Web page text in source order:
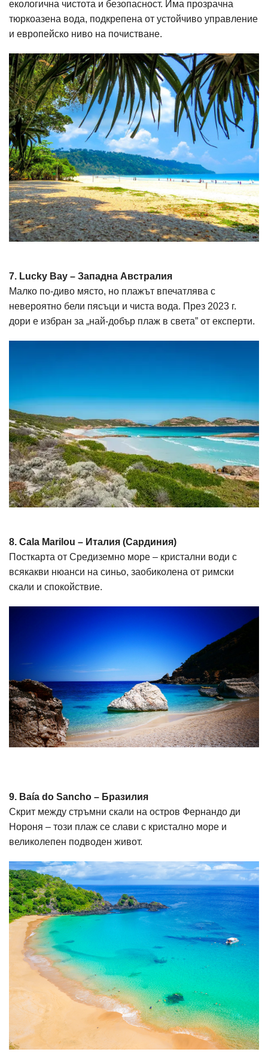
екологична чистота и безопасност. Има прозрачна
тюркоазена вода, подкрепена от устойчиво управление
и европейско ниво на почистване.
7. Lucky Bay – Западна Австралия
Малко по-диво място, но плажът впечатлява с
невероятно бели пясъци и чиста вода. През 2023 г.
дори е избран за „най-добър плаж в света” от експерти.
8. Cala Marilou – Италия (Сардиния)
Посткарта от Средиземно море – кристални води с
всякакви нюанси на синьо, заобиколена от римски
скали и спокойствие.
9. Baía do Sancho – Бразилия
Скрит между стръмни скали на остров Фернандо ди
Нороня – този плаж се слави с кристално море и
великолепен подводен живот.